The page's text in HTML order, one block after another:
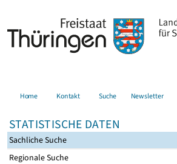
Home Kontakt Suche Newsletter
STATISTISCHE DATEN
Sachliche Suche
Regionale Suche